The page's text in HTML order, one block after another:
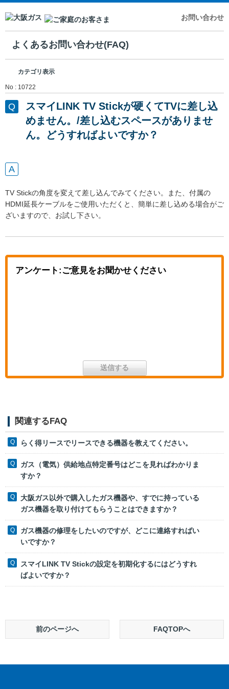
お問い合わせ
よくあるお問い合わせ(FAQ)
カテゴリ表示
No : 10722
スマイLINK TV Stickが硬くてTVに差し込
めません。/差し込むスペースがありませ
ん。どうすればよいですか？
TV Stickの角度を変えて差し込んでみてください。また、付属の
HDMI延長ケーブルをご使用いただくと、簡単に差し込める場合がご
ざいますので、お試し下さい。
アンケート:ご意見をお聞かせください
関連するFAQ
らく得リースでリースできる機器を教えてください。
ガス（電気）供給地点特定番号はどこを見ればわかりま
すか？
大阪ガス以外で購入したガス機器や、すでに持っている
ガス機器を取り付けてもらうことはできますか？
ガス機器の修理をしたいのですが、どこに連絡すればい
いですか？
スマイLINK TV Stickの設定を初期化するにはどうすれ
ばよいですか？
前のページへ FAQTOPへ